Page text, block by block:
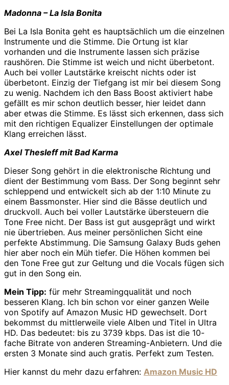
Madonna – La Isla Bonita
Bei La Isla Bonita geht es hauptsächlich um die einzelnen
Instrumente und die Stimme. Die Ortung ist klar
vorhanden und die Instrumente lassen sich präzise
raushören. Die Stimme ist weich und nicht überbetont.
Auch bei voller Lautstärke kreischt nichts oder ist
überbetont. Einzig der Tiefgang ist mir bei diesem Song
zu wenig. Nachdem ich den Bass Boost aktiviert habe
gefällt es mir schon deutlich besser, hier leidet dann
aber etwas die Stimme. Es lässt sich erkennen, dass sich
mit den richtigen Equalizer Einstellungen der optimale
Klang erreichen lässt.
Axel Thesleff mit Bad Karma
Dieser Song gehört in die elektronische Richtung und
dient der Bestimmung vom Bass. Der Song beginnt sehr
schleppend und entwickelt sich ab der 1:10 Minute zu
einem Bassmonster. Hier sind die Bässe deutlich und
druckvoll. Auch bei voller Lautstärke übersteuern die
Tone Free nicht. Der Bass ist gut ausgeprägt und wirkt
nie übertrieben. Aus meiner persönlichen Sicht eine
perfekte Abstimmung. Die Samsung Galaxy Buds gehen
hier aber noch ein Müh tiefer. Die Höhen kommen bei
den Tone Free gut zur Geltung und die Vocals fügen sich
gut in den Song ein.
Mein Tipp: für mehr Streamingqualität und noch
besseren Klang. Ich bin schon vor einer ganzen Weile
von Spotify auf Amazon Music HD gewechselt. Dort
bekommst du mittlerweile viele Alben und Titel in Ultra
HD. Das bedeutet: bis zu 3739 kbps. Das ist die 10-
fache Bitrate von anderen Streaming-Anbietern. Und die
ersten 3 Monate sind auch gratis. Perfekt zum Testen.
Hier kannst du mehr dazu erfahren: Amazon Music HD